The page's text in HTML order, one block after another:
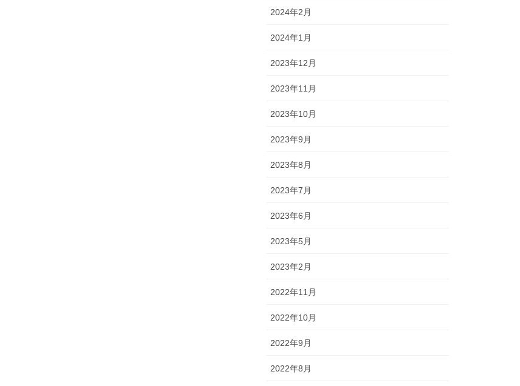
2024年2月
2024年1月
2023年12月
2023年11月
2023年10月
2023年9月
2023年8月
2023年7月
2023年6月
2023年5月
2023年2月
2022年11月
2022年10月
2022年9月
2022年8月